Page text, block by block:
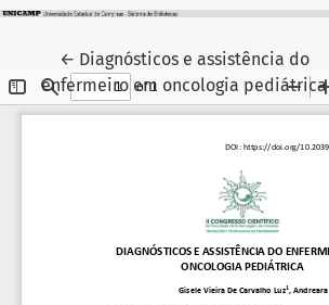
← Voltar aos Detalhes do Artigo
Diagnósticos e assistência do
enfermeiro em oncologia pediátrica